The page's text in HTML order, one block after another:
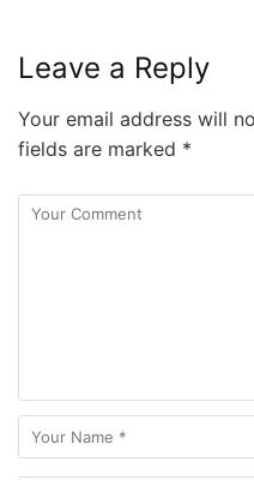
Leave a Reply
Your email address will
fields are marked *